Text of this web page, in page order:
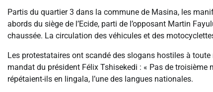
Partis du quartier 3 dans la commune de Masina, les
abords du siège de l’Ecide, parti de l’opposant Martin
chaussée. La circulation des véhicules et des
Les protestataires ont scandé des slogans hostiles à
mandat du président Félix Tshisekedi : « Pas de
répétaient-ils en lingala, l’une des langues nationales.